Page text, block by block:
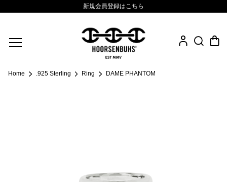
.925 Sterling
新規会員登録はこちら
Home .925 Sterling Ring DAME PHANTOM